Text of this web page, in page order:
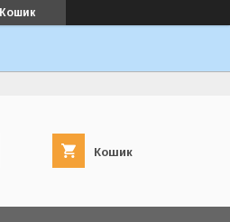
Кошик
Кошик